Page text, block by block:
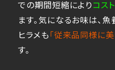
での期間短縮によりコス
ます。気になるお味は、
ヒラメも「従来品同様に美
す。